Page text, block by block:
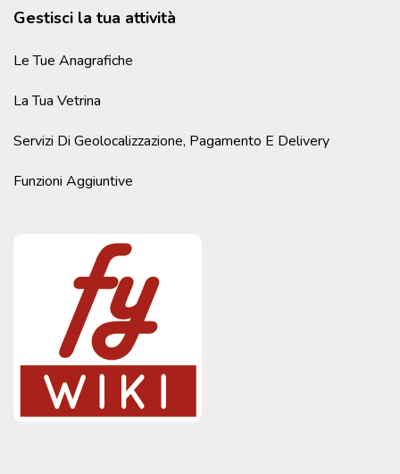
Gestisci la tua attività
Le Tue Anagrafiche
La Tua Vetrina
Servizi Di Geolocalizzazione, Pagamento E Delivery
Funzioni Aggiuntive